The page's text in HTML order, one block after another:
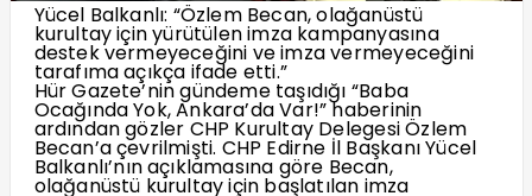
Yücel Balkanlı: “Özlem Becan, olağanüstü
kurultay için yürütülen imza kampanyasına
destek vermeyeceğini ve imza vermeyeceğini
tarafıma açıkça ifade etti.”
Hür Gazete’nin gündeme taşıdığı “Baba
Ocağında Yok, Ankara’da Var!” haberinin
ardından gözler CHP Kurultay Delegesi Özlem
Becan’a çevrilmişti. CHP Edirne İl Başkanı Yücel
Balkanlı’nın açıklamasına göre Becan,
olağanüstü kurultay için başlatılan imza